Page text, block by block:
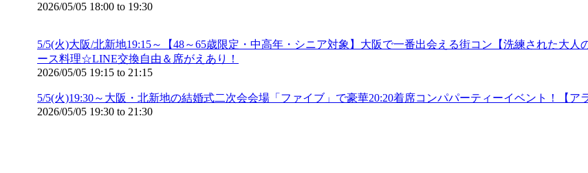
2026/05/05 18:00 to 19:30
5/5(火)大阪/北新地19:15～【48～65歳限定・中高年・シニア対象】大阪で一番出会える街コン【洗練された大
ース料理☆LINE交換自由＆席がえあり！
2026/05/05 19:15 to 21:15
5/5(火)19:30～大阪・北新地の結婚式二次会会場「ファイブ」で豪華20:20着席コンパパーティーイベント！【
2026/05/05 19:30 to 21:30